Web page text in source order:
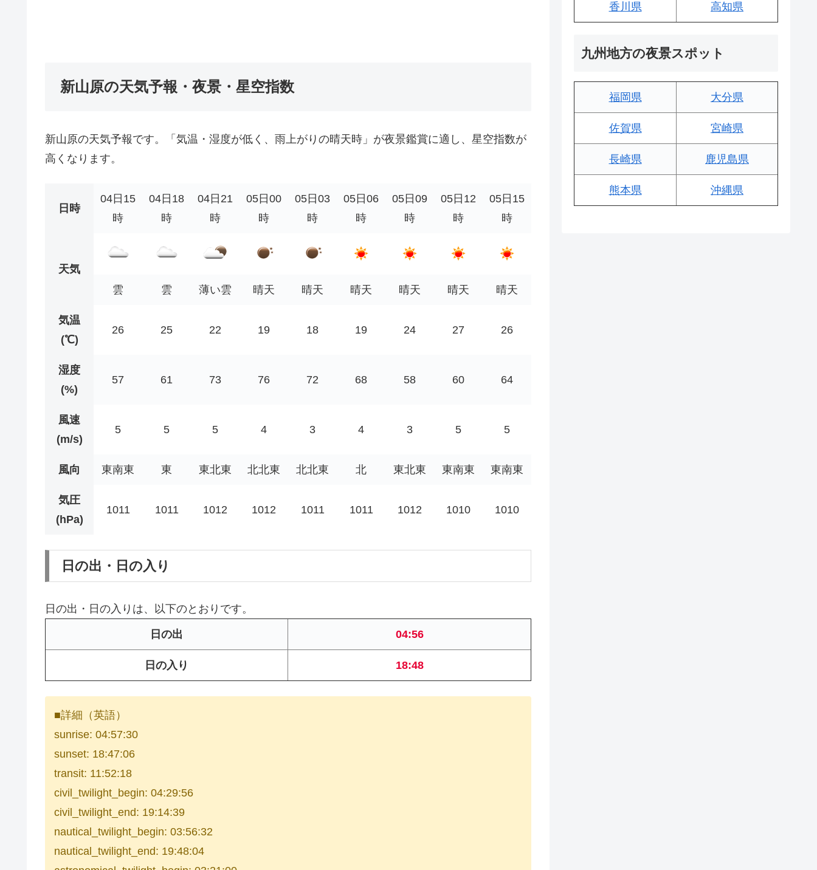
新山原の天気予報・夜景・星空指数
新山原の天気予報です。「気温・湿度が低く、雨上がりの晴天時」が夜景鑑賞に適し、星空指数が
高くなります。
日時
04日15
時
04日18
時
04日21
時
05日00
時
05日03
時
05日06
時
05日09
時
05日12
時
05日15
時
天気
雲
雲 薄い雲 晴天 晴天 晴天 晴天 晴天 晴天
気温
(℃)
26 25 22 19 18 19 24 27 26
湿度
(%)
57 61 73 76 72 68 58 60 64
風速
(m/s)
5 5 5 4 3 4 3 5 5
風向 東南東 東 東北東 北北東 北北東 北 東北東 東南東 東南東
気圧
(hPa)
1011 1011 1012 1012 1011 1011 1012 1010 1010
日の出・日の入り
日の出・日の入りは、以下のとおりです。
日の出 04:56
日の入り 18:48
■詳細（英語）
sunrise: 04:57:30
sunset: 18:47:06
transit: 11:52:18
civil_twilight_begin: 04:29:56
civil_twilight_end: 19:14:39
nautical_twilight_begin: 03:56:32
nautical_twilight_end: 19:48:04
香川県 高知県
九州地方の夜景スポット
福岡県 大分県
佐賀県 宮崎県
長崎県 鹿児島県
熊本県 沖縄県